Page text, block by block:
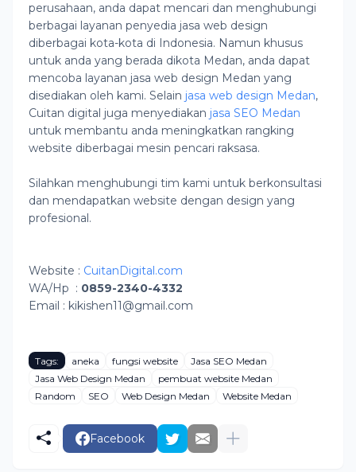
perusahaan, anda dapat mencari dan menghubungi
berbagai layanan penyedia jasa web design
diberbagai kota-kota di Indonesia. Namun khusus
untuk anda yang berada dikota Medan, anda dapat
mencoba layanan jasa web design Medan yang
disediakan oleh kami. Selain jasa web design Medan,
Cuitan digital juga menyediakan jasa SEO Medan
untuk membantu anda meningkatkan rangking
website diberbagai mesin pencari raksasa.
Silahkan menghubungi tim kami untuk berkonsultasi
dan mendapatkan website dengan design yang
profesional.
Website : CuitanDigital.com
WA/Hp : 0859-2340-4332
Email : kikishen11@gmail.com
Tags: aneka fungsi website
Jasa SEO Medan
Jasa Web Design Medan
pembuat website Medan
Random
SEO Web Design Medan Website Medan
Facebook